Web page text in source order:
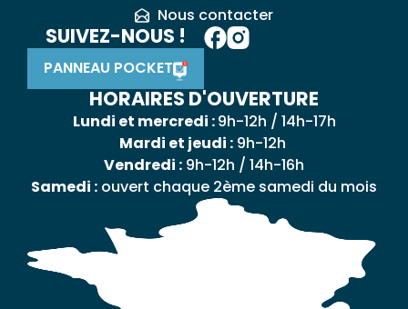
Nous contacter
SUIVEZ-NOUS !
PANNEAU POCKET
HORAIRES D'OUVERTURE
Lundi et mercredi :9h-12h / 14h-17h
Mardi et jeudi :9h-12h
Vendredi : 9h-12h / 14h-16h
Samedi : ouvert chaque 2ème samedi du mois